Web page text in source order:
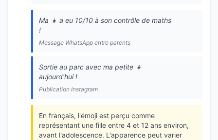
Ma 👧 a eu 10/10 à son contrôle de maths
!
Message WhatsApp entre parents
Sortie au parc avec ma petite 👧
aujourd'hui !
Publication Instagram
En français, l'émoji est perçu comme
représentant une fille entre 4 et 12 ans environ,
avant l'adolescence. L'apparence peut varier